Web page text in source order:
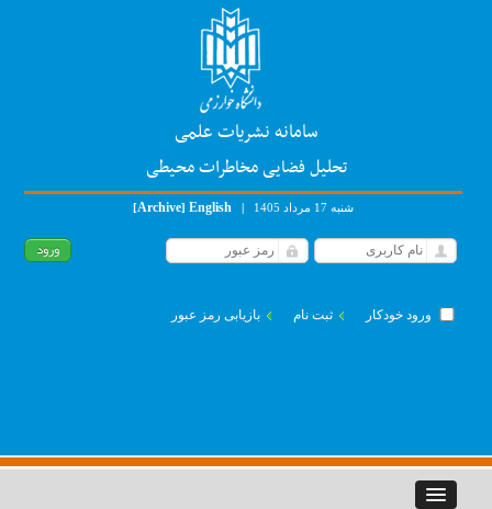
سامانه نشریات علمی
تحلیل فضایی مخاطرات محیطی
شنبه 17 مرداد 1405 |
English
[Archive]
ورود خودکار ثبت نام بازیابی رمز عبور